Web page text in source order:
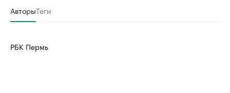
Крупные организации в
Найдите и проверьте данные в каталоге
АвторыТеги
РБК Пермь